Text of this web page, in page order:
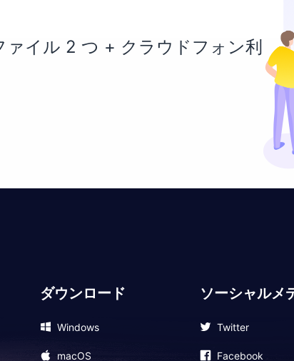
イル 2 つ + クラウドフォン利
ダウンロード
Windows
macOS
ソーシャルメ
Twitter
Facebook